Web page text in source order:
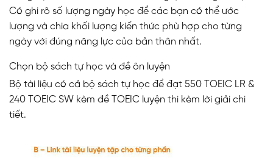
Có ghi rõ số lượng ngày học để các bạn có thể ước
lượng và chia khối lượng kiến thức phù hợp cho từng
ngày với đúng năng lực của bản thân nhất.
Chọn bộ sách tự học và đề ôn luyện
Bộ tài liệu có cả bộ sách tự học để đạt 550 TOEIC LR &
240 TOEIC SW kèm đề TOEIC luyện thi kèm lời giải chi
tiết.